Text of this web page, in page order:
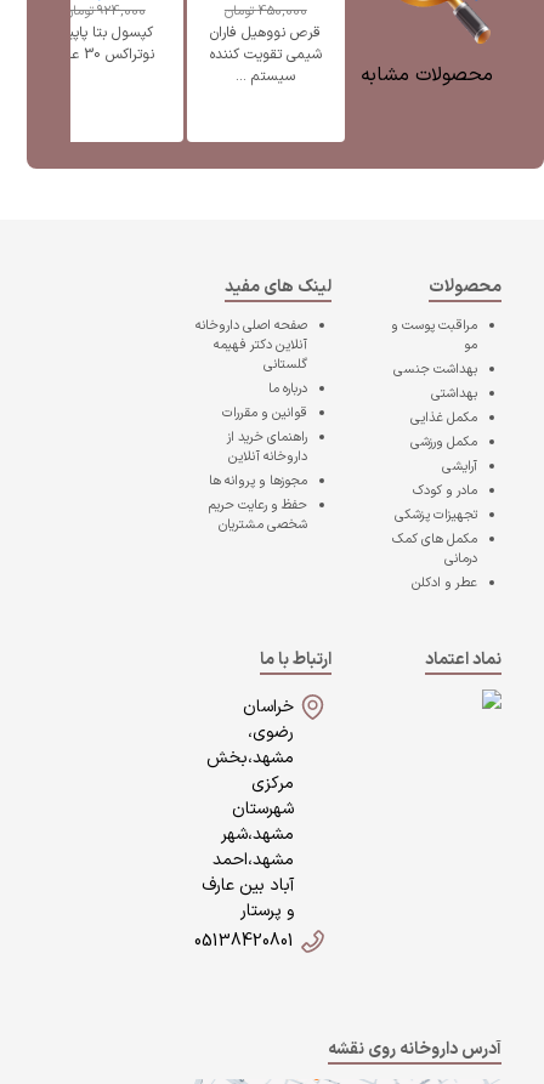
محصولات مشابه
قرص نووهیل فاران
شیمی تقویت کننده
سیستم ...
450,000تومان
کپسول بتا پاپیلو
نوتراکس 30 عدد
924,000تومان
محصولات
مراقبت پوست و
مو
بهداشت جنسی
بهداشتی
مکمل غذایی
مکمل ورزشی
آرایشی
مادر و کودک
تجهیزات پزشکی
مکمل های کمک
درمانی
عطر و ادکلن
لینک های مفید
صفحه اصلیداروخانه
آنلاین دکتر فهیمه
گلستانی
درباره ما
قوانین و مقررات
راهنمای خرید از
داروخانه آنلاین
مجوزها و پروانه ها
حفظ و رعایت حریم
شخصی مشتریان
نماد اعتماد
ارتباط با ما
خراسان
رضوی،
مشهد،بخش
مرکزی
شهرستان
مشهد،شهر
مشهد،احمد
آباد بین عارف
و پرستار
05138420801
آدرس داروخانه روی نقشه